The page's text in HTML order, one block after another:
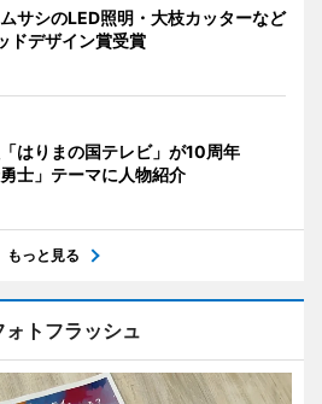
サシのLED照明・大枝カッターなど
ドデザイン賞受賞
はりまの国テレビ」が10周年
勇士」テーマに人物紹介
もっと見る
ォトフラッシュ